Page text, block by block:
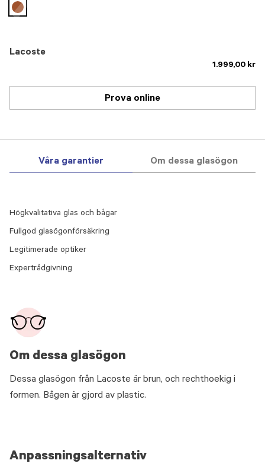
Lacoste
1.999,00 kr
selected
Prova online
Våra garantier Om dessa glasögon
Om dessa glasögon
Dessa glasögon från Lacoste är brun, och rechthoekig i
formen. Bågen är gjord av plastic.
Högkvalitativa glas och bågar
Fullgod glasögonförsäkring
Legitimerade optiker
Expertrådgivning
Anpassningsalternativ